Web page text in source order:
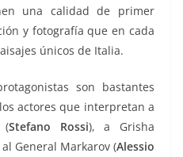
una calidad de primer
y fotografía que en cada
únicos de Italia.
son bastantes
actores que interpretan a
(Stefano Rossi), a Grisha
al General Markarov (Alessio